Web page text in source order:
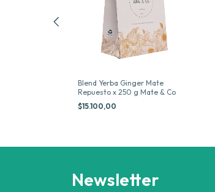
Blend Yerba Ginger Mate
Repuesto x 250 g Mate & Co
$15.100,00
Newsletter